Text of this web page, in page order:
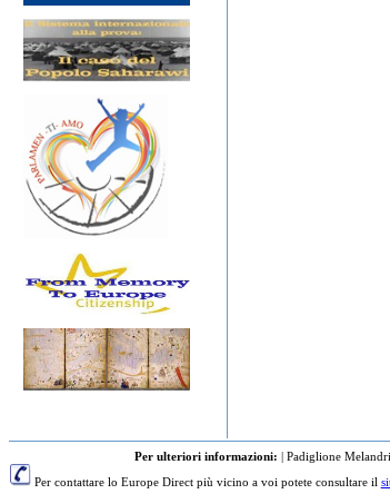
Per ulteriori informazioni: | Padiglione
Per contattare lo Europe Direct più vicino a voi potete consultare il